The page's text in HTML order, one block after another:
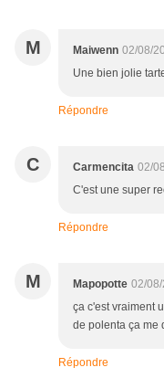
M Maiwenn 02/08/
Une bien jolie
Répondre
C Carmencita 02/
C'est une super
Répondre
M Mapopotte 02/
ça c'est vraiment
de polenta ça me
Répondre